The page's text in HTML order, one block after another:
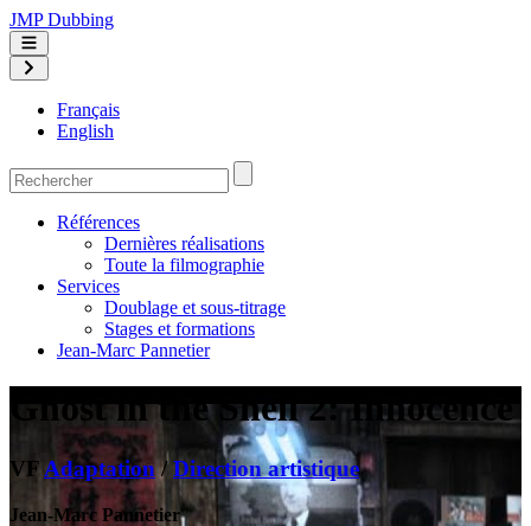
JMP Dubbing
Français
English
Références
Dernières réalisations
Toute la filmographie
Services
Doublage et sous-titrage
Stages et formations
Jean-Marc Pannetier
Ghost in the Shell 2: Innocence
VF Adaptation/Direction artistique
Jean-Marc Pannetier